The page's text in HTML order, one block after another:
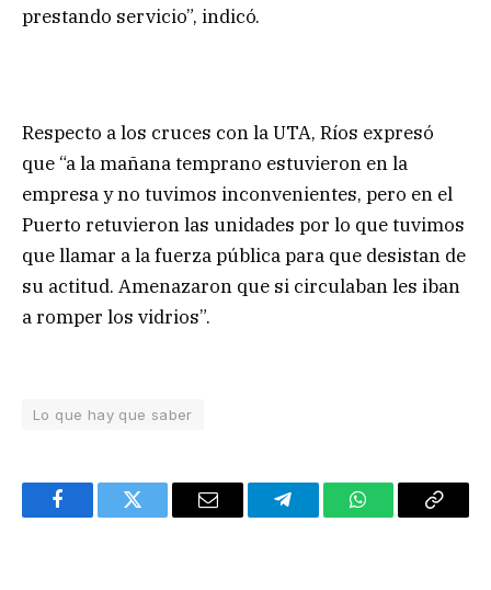
prestando servicio”, indicó.
Respecto a los cruces con la UTA, Ríos expresó
que “a la mañana temprano estuvieron en la
empresa y no tuvimos inconvenientes, pero en el
Puerto retuvieron las unidades por lo que tuvimos
que llamar a la fuerza pública para que desistan de
su actitud. Amenazaron que si circulaban les iban
a romper los vidrios”.
Lo que hay que saber
FacebookTwitter Email TelegramWhatsAppCopy